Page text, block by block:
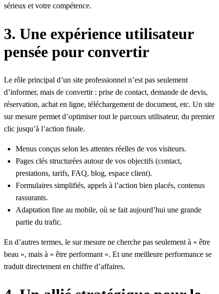
sérieux et votre compétence.
3. Une expérience utilisateur
pensée pour convertir
Le rôle principal d’un site professionnel n’est pas seulement
d’informer, mais de convertir : prise de contact, demande de devis,
réservation, achat en ligne, téléchargement de document, etc. Un site
sur mesure permet d’optimiser tout le parcours utilisateur, du premier
clic jusqu’à l’action finale.
Menus conçus selon les attentes réelles de vos visiteurs.
Pages clés structurées autour de vos objectifs (contact,
prestations, tarifs, FAQ, blog, espace client).
Formulaires simplifiés, appels à l’action bien placés, contenus
rassurants.
Adaptation fine au mobile, où se fait aujourd’hui une grande
partie du trafic.
En d’autres termes, le sur mesure ne cherche pas seulement à « être
beau », mais à « être performant ». Et une meilleure performance se
traduit directement en chiffre d’affaires.